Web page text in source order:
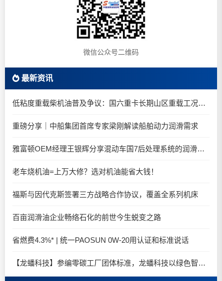
微信公众号二维码
最新资讯
低粘度重载柴机油普及争议：国六重卡长期山区重载工况是否适合0W-20柴油机油？
重磅分享｜中船集团首席专家梁刚解读船舶动力润滑需求
雅富顿OEM经理王银辉分享混动车国7后处理系统的润滑油要求
老车烧机油=上万大修？选对机油能省大钱！
福斯与因代克斯签署三方战略合作协议，覆盖全系列机床
百亩润滑油企业畅络石化的前世今生蜕变之路
省燃费4.3%* | 统一PAOSUN 0W-20用认证和标准说话
【龙蟠科技】参编零碳工厂团体标准，龙蟠科技以绿色智造锚定零碳未来